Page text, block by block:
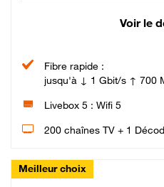
Voir le
Fibre rapide :
jusqu'à ↓ 1 Gbit/s ↑ 700
Livebox 5 : Wifi 5
200 chaînes TV + 1
Meilleur choix